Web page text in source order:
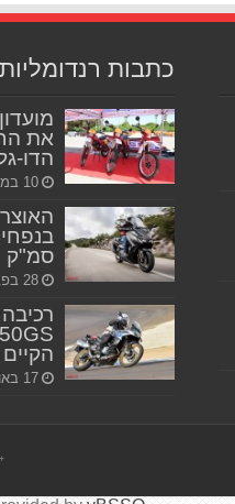
כתבות רנדומליות
את
הדו-
10 במאי 2022
סמ"ק
28 בפברואר 2022
הקיים
17 באוקטובר 2018